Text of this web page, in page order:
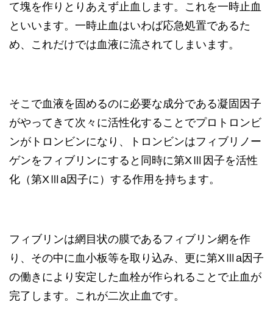
て塊を作りとりあえず止血します。これを一時止血
といいます。一時止血はいわば応急処置であるた
め、これだけでは血液に流されてしまいます。
そこで血液を固めるのに必要な成分である凝固因子
がやってきて次々に活性化することでプロトロンビ
ンがトロンビンになり、トロンビンはフィブリノー
ゲンをフィブリンにすると同時に第XⅢ因子を活性
化（第XⅢa因子に）する作用を持ちます。
フィブリンは網目状の膜であるフィブリン網を作
り、その中に血小板等を取り込み、更に第XⅢa因子
の働きにより安定した血栓が作られることで止血が
完了します。これが二次止血です。